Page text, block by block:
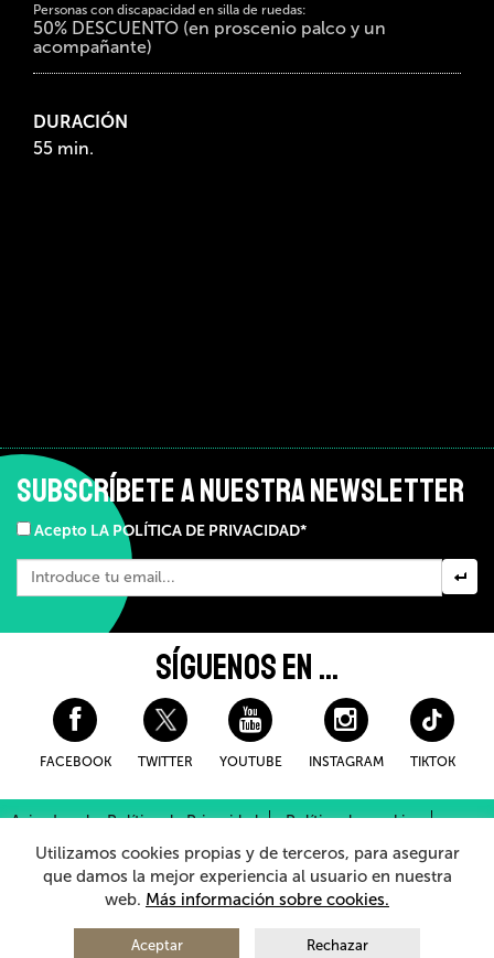
Personas con discapacidad en silla de ruedas:
50% DESCUENTO (en proscenio palco y un
acompañante)
DURACIÓN
55 min.
SUBSCRÍBETE A NUESTRA NEWSLETTER
Acepto LA POLÍTICA DE PRIVACIDAD*
SÍGUENOS EN ...
FACEBOOK TWITTER YOUTUBE INSTAGRAM TIKTOK
Aviso Legal y Política de Privacidad
Política de cookies
Condiciones Generales de Compra
Sistema Interno de Información
© 2026 - Teatro Arriaga AntzokiaTodos los derechos reservados
Utilizamos cookies propias y de terceros, para asegurar
que damos la mejor experiencia al usuario en nuestra
web. Más información sobre cookies.
Aceptar Rechazar